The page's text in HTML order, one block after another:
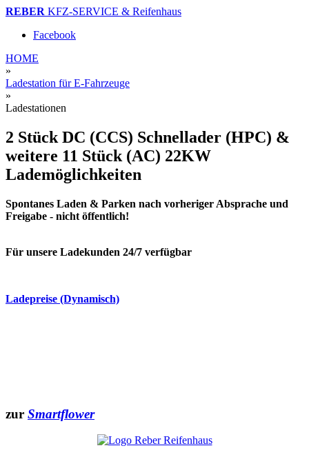
REBER KFZ-SERVICE & Reifenhaus
Facebook
HOME
»
Ladestation für E-Fahrzeuge
»
Ladestationen
2 Stück DC (CCS) Schnellader (HPC) &
weitere 11 Stück (AC) 22KW
Lademöglichkeiten
Spontanes Laden & Parken nach vorheriger Absprache und
Freigabe - nicht öffentlich!
Für unsere Ladekunden 24/7 verfügbar
Ladepreise (Dynamisch)
zur Smartflower